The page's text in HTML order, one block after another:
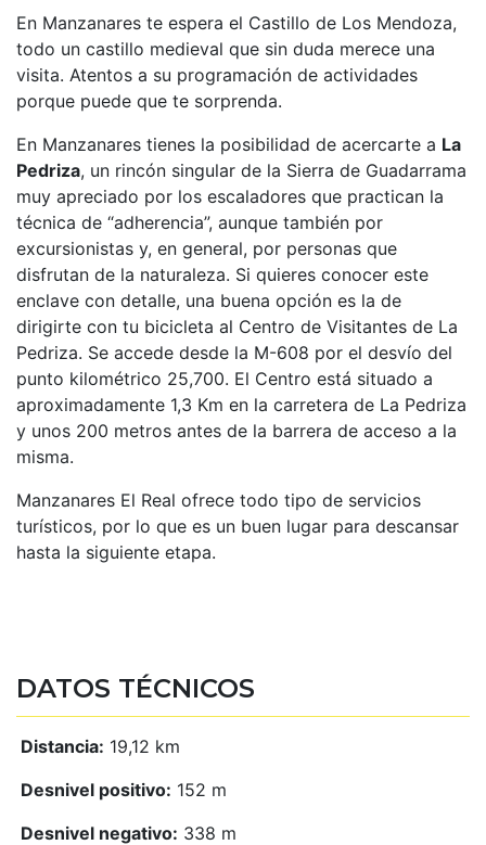
En Manzanares te espera el Castillo de Los Mendoza,
todo un castillo medieval que sin duda merece una
visita. Atentos a su programación de actividades
porque puede que te sorprenda.
En Manzanares tienes la posibilidad de acercarte a La
Pedriza, un rincón singular de la Sierra de Guadarrama
muy apreciado por los escaladores que practican la
técnica de “adherencia”, aunque también por
excursionistas y, en general, por personas que
disfrutan de la naturaleza. Si quieres conocer este
enclave con detalle, una buena opción es la de
dirigirte con tu bicicleta al Centro de Visitantes de La
Pedriza. Se accede desde la M-608 por el desvío del
punto kilométrico 25,700. El Centro está situado a
aproximadamente 1,3 Km en la carretera de La Pedriza
y unos 200 metros antes de la barrera de acceso a la
misma.
Manzanares El Real ofrece todo tipo de servicios
turísticos, por lo que es un buen lugar para descansar
hasta la siguiente etapa.
DATOS TÉCNICOS
Distancia: 19,12 km
Desnivel positivo: 152 m
Desnivel negativo: 338 m